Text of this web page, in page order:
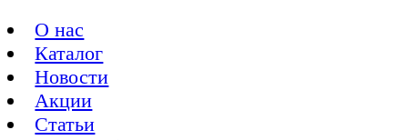
О нас
Каталог
Новости
Акции
Статьи